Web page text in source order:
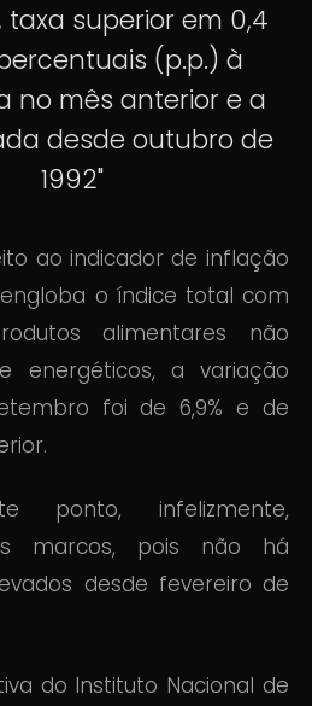
taxa superior em 0,4
(p.p.) à
no mês anterior e a
desde outubro de
1992"
ao indicador de inflação
o índice total com
alimentares não
energéticos, a variação
foi de 6,9% e de
ponto, infelizmente,
marcos, pois não há
desde fevereiro de
do Instituto Nacional de